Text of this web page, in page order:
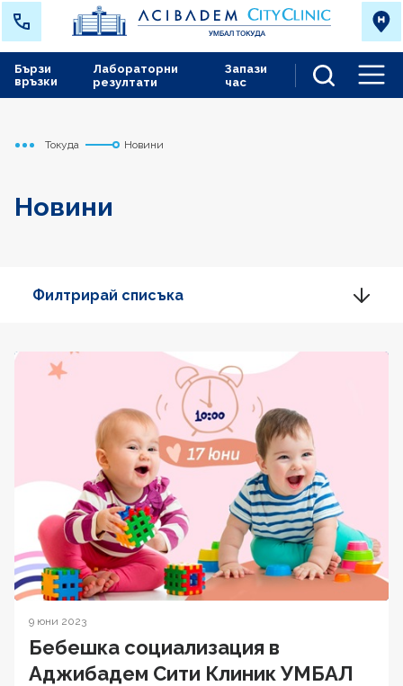
Лабораторни
резултати
Запази
час
Бързи
връзки
Начало
Токуда Новини
Новини
Филтрирай списъка
9 юни 2023
Бебешка социализация в
Аджибадем Сити Клиник УМБАЛ